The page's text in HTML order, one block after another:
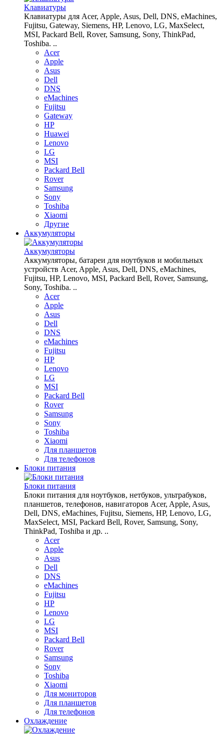
Клавиатуры
Клавиатуры для Acer, Apple, Asus, Dell, DNS, eMachines,
Fujitsu, Gateway, Siemens, HP, Lenovo, LG, MaxSelect,
MSI, Packard Bell, Rover, Samsung, Sony, ThinkPad,
Toshiba. ..
Acer
Apple
Asus
Dell
DNS
eMachines
Fujitsu
Gateway
HP
Huawei
Lenovo
LG
MSI
Packard Bell
Rover
Samsung
Sony
Toshiba
Xiaomi
Другие
Аккумуляторы
Аккумуляторы
Аккумуляторы, батареи для ноутбуков и мобильных
устройств Acer, Apple, Asus, Dell, DNS, eMachines,
Fujitsu, HP, Lenovo, MSI, Packard Bell, Rover, Samsung,
Sony, Toshiba. ..
Acer
Apple
Asus
Dell
DNS
eMachines
Fujitsu
HP
Lenovo
LG
MSI
Packard Bell
Rover
Samsung
Sony
Toshiba
Xiaomi
Для планшетов
Для телефонов
Блоки питания
Блоки питания
Блоки питания для ноутбуков, нетбуков, ультрабуков,
планшетов, телефонов, навигаторов Acer, Apple, Asus,
Dell, DNS, eMachines, Fujitsu, Siemens, HP, Lenovo, LG,
MaxSelect, MSI, Packard Bell, Rover, Samsung, Sony,
ThinkPad, Toshiba и др. ..
Acer
Apple
Asus
Dell
DNS
eMachines
Fujitsu
HP
Lenovo
LG
MSI
Packard Bell
Rover
Samsung
Sony
Toshiba
Xiaomi
Для мониторов
Для планшетов
Для телефонов
Охлаждение